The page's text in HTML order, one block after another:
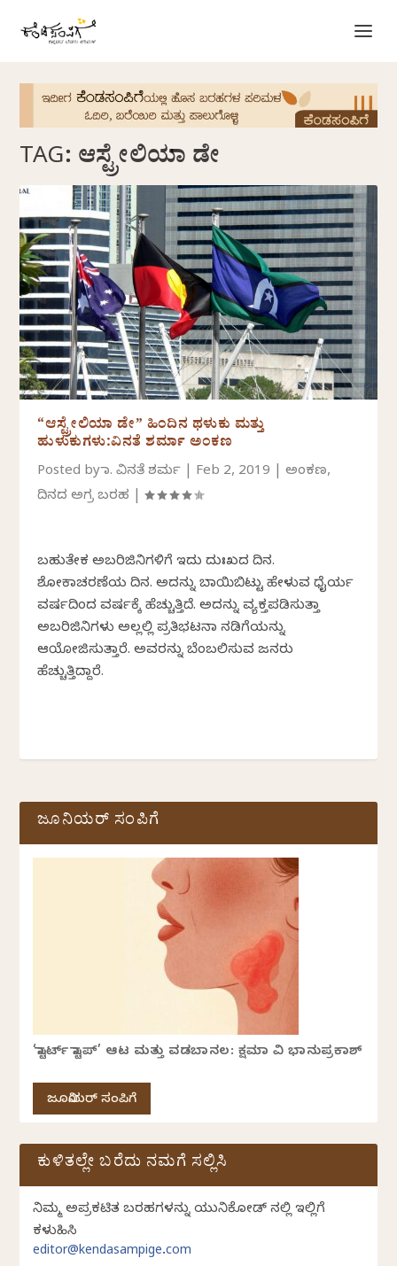
TAG: ಆಸ್ಟ್ರೇಲಿಯಾ ಡೇ
“ಆಸ್ಟ್ರೇಲಿಯಾ ಡೇ” ಹಿಂದಿನ ಥಳುಕು ಮತ್ತು
ಹುಳುಕುಗಳು:ವಿನತೆ ಶರ್ಮಾ ಅಂಕಣ
Posted byಡಾ. ವಿನತೆ ಶರ್ಮ Feb 2, 2019 |ಅಂಕಣ,
ದಿನದ ಅಗ್ರ ಬರಹ |
ಬಹುತೇಕ ಅಬರಿಜಿನಿಗಳಿಗೆ ಇದು ದುಃಖದ ದಿನ.
ಶೋಕಾಚರಣೆಯ ದಿನ. ಅದನ್ನು ಬಾಯಿಬಿಟ್ಟು ಹೇಳುವ ಧೈರ್ಯ
ವರ್ಷದಿಂದ ವರ್ಷಕ್ಕೆ ಹೆಚ್ಚುತ್ತಿದೆ. ಅದನ್ನು ವ್ಯಕ್ತಪಡಿಸುತ್ತಾ
ಅಬರಿಜಿನಿಗಳು ಅಲ್ಲಲ್ಲಿ ಪ್ರತಿಭಟನಾ ನಡಿಗೆಯನ್ನು
ಆಯೋಜಿಸುತ್ತಾರೆ. ಅವರನ್ನು ಬೆಂಬಲಿಸುವ ಜನರು
ಹೆಚ್ಚುತ್ತಿದ್ದಾರೆ.
ಜೂನಿಯರ್ ಸಂಪಿಗೆ
‘ಸ್ಟಾರ್ಟ್ ಸ್ಟಾಪ್’ ಆಟ ಮತ್ತು ವಡಬಾನಲ: ಕ್ಷಮಾ ವಿ ಭಾನುಪ್ರಕಾಶ್
ಜೂನಿಯರ್ ಸಂಪಿಗೆ
ಕುಳಿತಲ್ಲೇ ಬರೆದು ನಮಗೆ ಸಲ್ಲಿಸಿ
ನಿಮ್ಮ ಅಪ್ರಕಟಿತ ಬರಹಗಳನ್ನು ಯುನಿಕೋಡ್ ನಲ್ಲಿ ಇಲ್ಲಿಗೆ
ಕಳುಹಿಸಿ
editor@kendasampige.com